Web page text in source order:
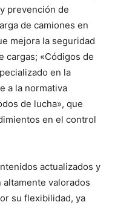
prevención de
de camiones en
mejora la seguridad
cargas; «Códigos de
en la
a la normativa
de lucha», que
en el control
actualizados y
valorados
su flexibilidad, ya